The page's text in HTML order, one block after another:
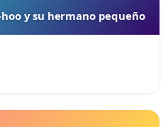
y su hermano pequeño